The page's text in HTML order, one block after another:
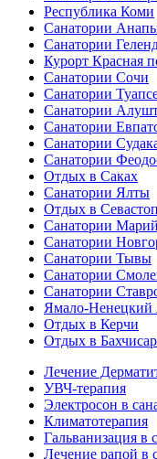
Республика Коми
Санатории
Санатории
Курорт Красная
Санатории Сочи
Санатории
Санатории
Санатории
Санатории
Санатории
Отдых в Саках
Санатории Ялты
Отдых в
Санатории
Санатории
Санатории Тывы
Санатории
Санатории
Ямало-
Отдых в Керчи
Отдых в
Лечение
УВЧ-терапия
Электросон в
Климатотерапия
Гальванизация в
Лечение рапой в